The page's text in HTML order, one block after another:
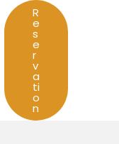
R
e
s
e
r
v
a
ti
o
n